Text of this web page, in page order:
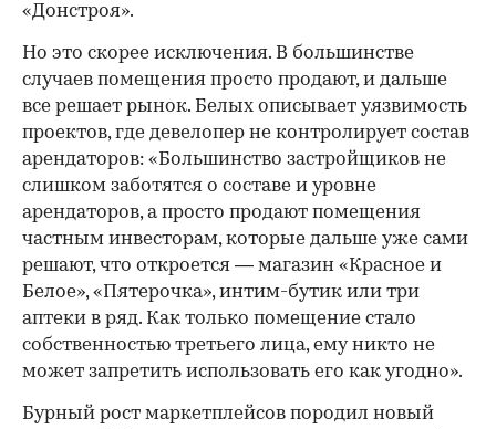
«Донстроя».
Но это скорее исключения. В большинстве
случаев помещения просто продают, и дальше
все решает рынок. Белых описывает уязвимость
проектов, где девелопер не контролирует состав
арендаторов: «Большинство застройщиков не
слишком заботятся о составе и уровне
арендаторов, а просто продают помещения
частным инвесторам, которые дальше уже сами
решают, что откроется — магазин «Красное и
Белое», «Пятерочка», интим-бутик или три
аптеки в ряд. Как только помещение стало
собственностью третьего лица, ему никто не
может запретить использовать его как угодно».
Бурный рост маркетплейсов породил новый